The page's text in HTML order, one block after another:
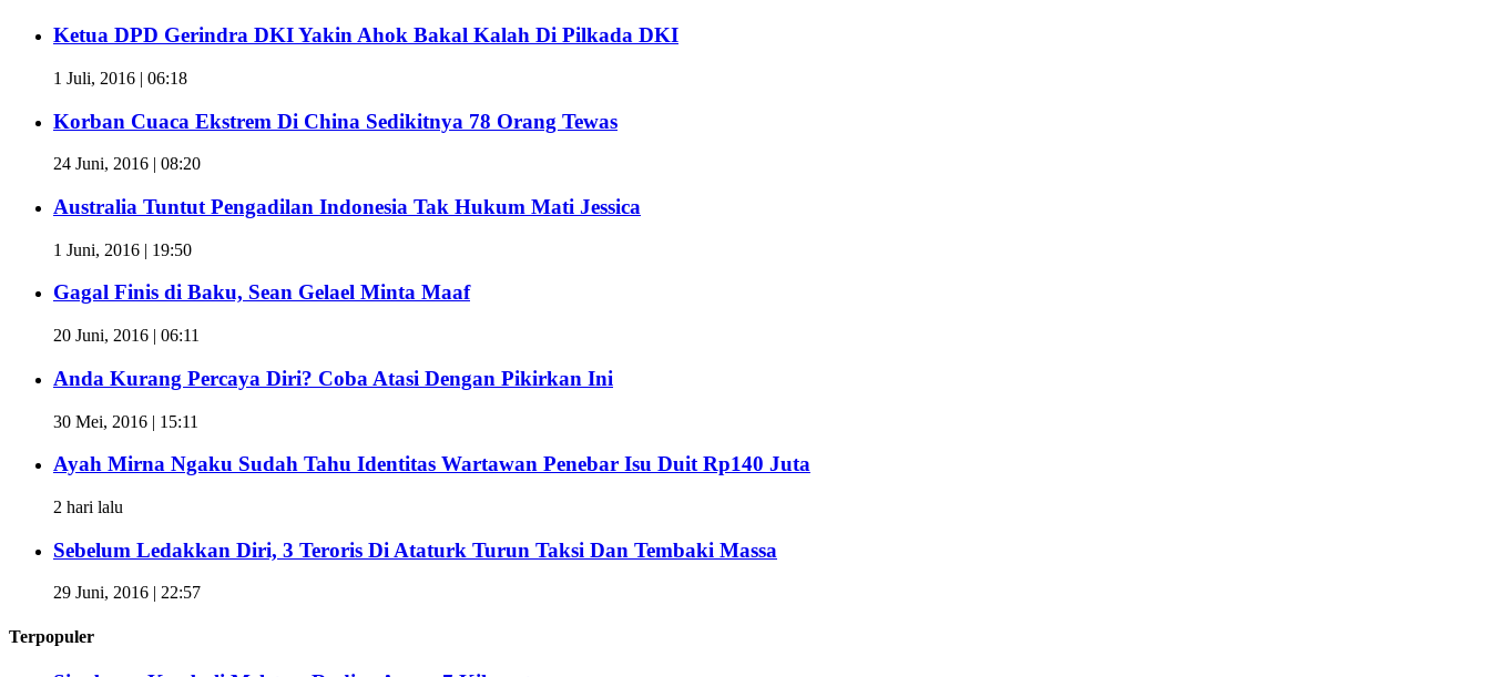
Ketua DPD Gerindra DKI Yakin Ahok Bakal Kalah Di Pilkada DKI
1 Juli, 2016 | 06:18
Korban Cuaca Ekstrem Di China Sedikitnya 78 Orang Tewas
24 Juni, 2016 | 08:20
Australia Tuntut Pengadilan Indonesia Tak Hukum Mati Jessica
1 Juni, 2016 | 19:50
Gagal Finis di Baku, Sean Gelael Minta Maaf
20 Juni, 2016 | 06:11
Anda Kurang Percaya Diri? Coba Atasi Dengan Pikirkan Ini
30 Mei, 2016 | 15:11
Ayah Mirna Ngaku Sudah Tahu Identitas Wartawan Penebar Isu Duit Rp140 Juta
2 hari lalu
Sebelum Ledakkan Diri, 3 Teroris Di Ataturk Turun Taksi Dan Tembaki Massa
29 Juni, 2016 | 22:57
Terpopuler